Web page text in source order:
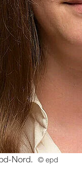
Nord. © epd